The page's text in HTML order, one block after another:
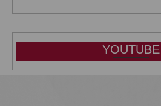
YOUTUBE